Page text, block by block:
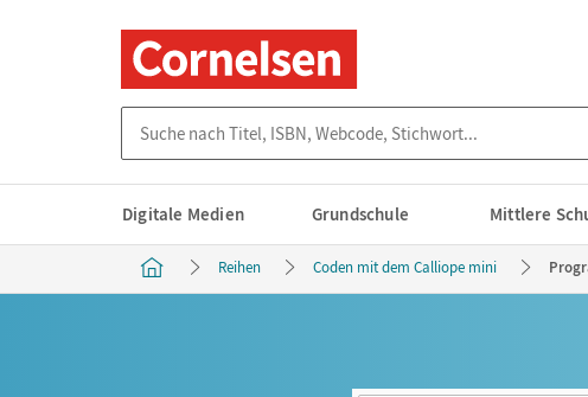
Digitale Medien Grundschule Mittlere
Reihen Coden mit dem Calliope mini